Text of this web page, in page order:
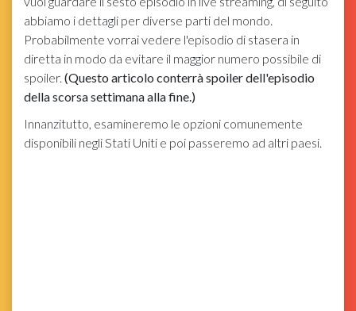
abbiamo i dettagli per diverse parti del mondo.
Probabilmente vorrai vedere l'episodio di stasera in
diretta in modo da evitare il maggior numero possibile di
spoiler. (Questo articolo conterrà spoiler dell'episodio
della scorsa settimana alla fine.)
Innanzitutto, esamineremo le opzioni comunemente
disponibili negli Stati Uniti e poi passeremo ad altri paesi.